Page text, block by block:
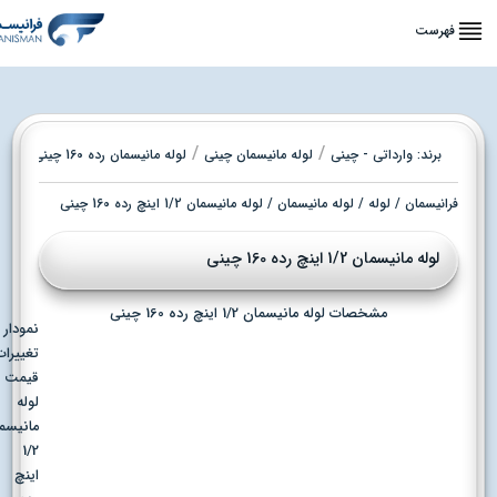
فهرست
وارداتی - چینی /لوله مانیسمان چینی/لوله مانیسمان رده 160 چینی
فرانیسمان/لوله/لوله مانیسمان/ لوله مانیسمان 1/2 اینچ رده 160 چینی
لوله مانیسمان 1/2 اینچ رده 160 چینی
مشخصات لوله مانیسمان 1/2 اینچ رده 160 چینی
نمودار
تغییرات
قیمت
مانیسمان